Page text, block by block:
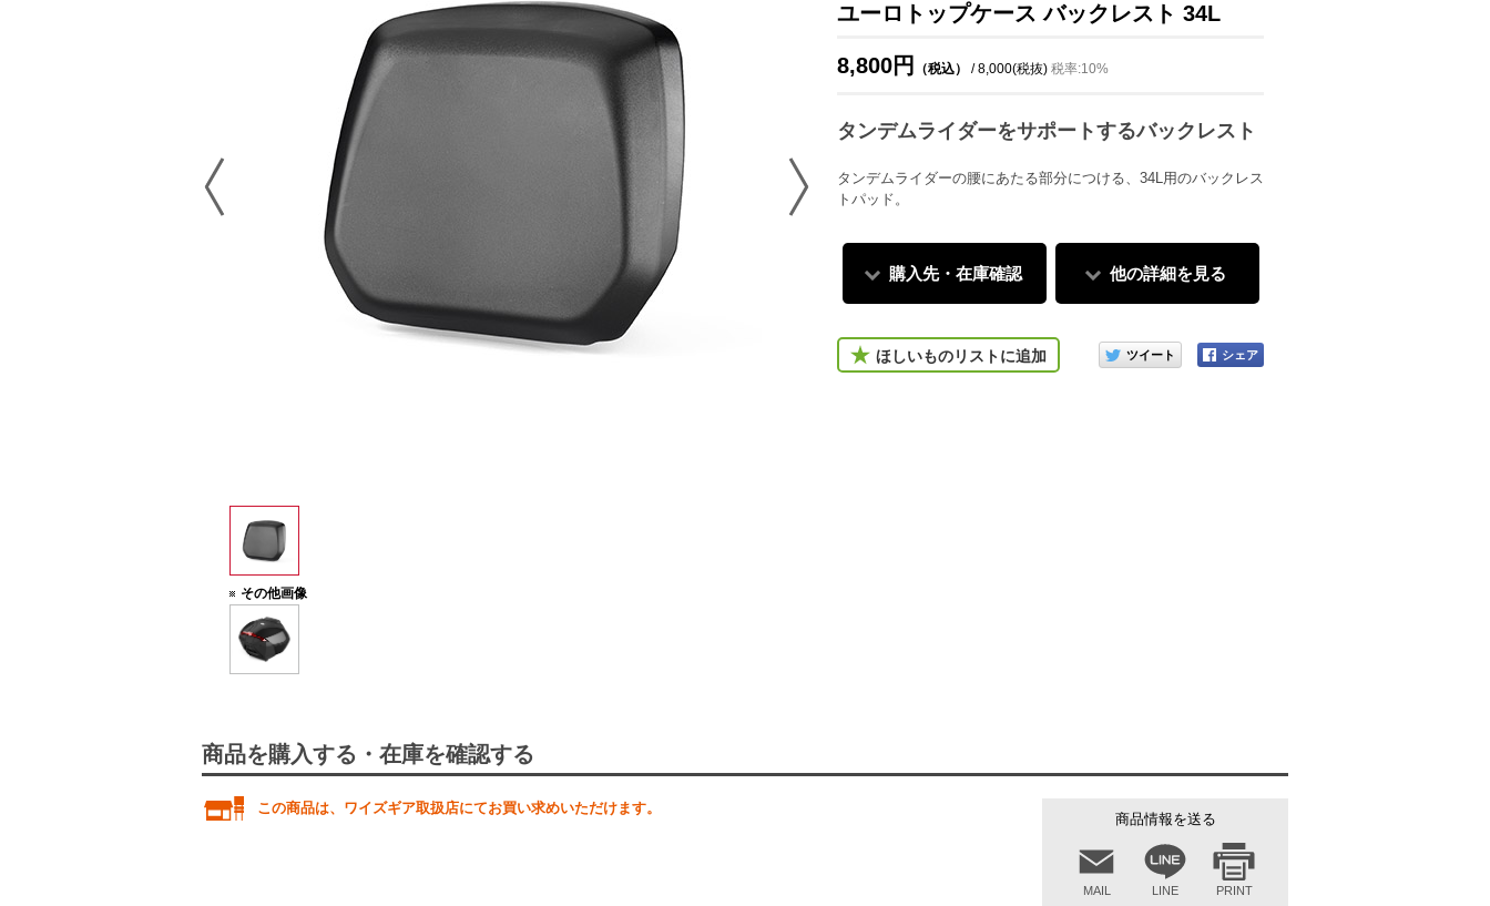
ユーロトップケース バックレスト 34L
8,800円 （税込） / 8,000(税抜) 税率:10%
タンデムライダーをサポートするバックレスト
タンデムライダーの腰にあたる部分につける、34L用のバックレス
トパッド。
購入先・在庫確認 他の詳細を見る
ほしいものリストに追加
このアイテムをシェアする
その他画像
商品を購入する・在庫を確認する
商品情報を送る
MAIL LINE PRINT
この商品は、ワイズギア取扱店にてお買い求めいただけます。